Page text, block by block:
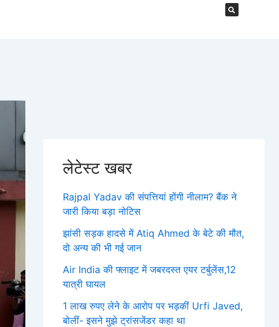
लेटेस्ट खबर
Rajpal Yadav की संपत्तियां होंगी नीलाम? बैंक ने
जारी किया बड़ा नोटिस
झांसी सड़क हादसे में Atiq Ahmed के बेटे की मौत,
दो अन्य की भी गई जान
Air India की फ्लाइट में जबरदस्त एयर टर्बुलेंस,12
यात्री घायल
1 लाख रुपए लेने के आरोप पर भड़कीं Urfi Javed,
बोलीं- इसने मुझे ट्रांसजेंडर कहा था